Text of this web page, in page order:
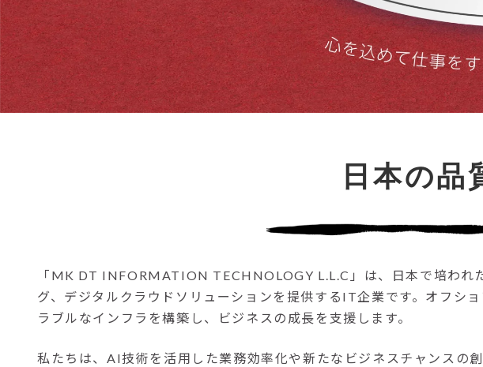
日本の品
「MK DT INFORMATION TECHNOLOGY L.L.C」は、日本で培われ
グ、デジタルクラウドソリューションを提供するIT企業です。オフシ
ラブルなインフラを構築し、ビジネスの成長を支援します。
私たちは、AI技術を活用した業務効率化や新たなビジネスチャンスの